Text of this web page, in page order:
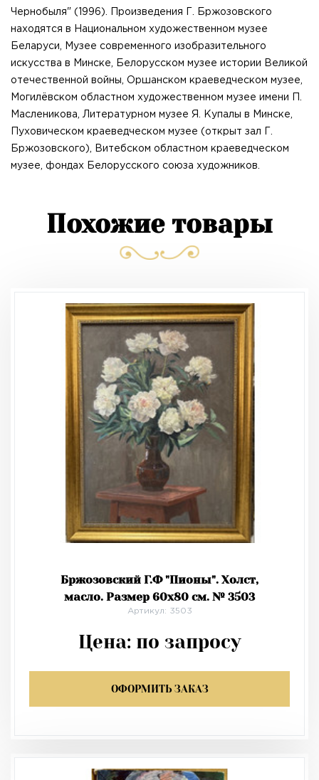
Чернобыля" (1996). Произведения Г. Бржозовского
находятся в Национальном художественном музее
Беларуси, Музее современного изобразительного
искусства в Минске, Белорусском музее истории Великой
отечественной войны, Оршанском краеведческом музее,
Могилёвском областном художественном музее имени П.
Масленикова, Литературном музее Я. Купалы в Минске,
Пуховическом краеведческом музее (открыт зал Г.
Бржозовского), Витебском областном краеведческом
музее, фондах Белорусского союза художников.
Похожие товары
Бржозовский Г.Ф "Пионы". Холст,
масло. Размер 60х80 см. № 3503
Артикул: 3503
Цена: по запросу
ОФОРМИТЬ ЗАКАЗ